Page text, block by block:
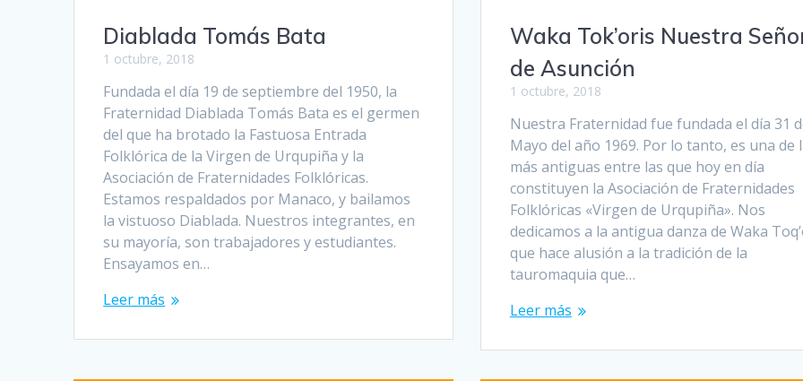
Diablada Tomás Bata
1 octubre, 2018
Fundada el día 19 de septiembre del 1950, la
Fraternidad Diablada Tomás Bata es el germen
del que ha brotado la Fastuosa Entrada
Folklórica de la Virgen de Urqupiña y la
Asociación de Fraternidades Folklóricas.
Estamos respaldados por Manaco, y bailamos
la vistuoso Diablada. Nuestros integrantes, en
su mayoría, son trabajadores y estudiantes.
Ensayamos en…
Leer más
Waka Tok’oris Nuestra
de Asunción
1 octubre, 2018
Nuestra Fraternidad fue fundada el día 31
Mayo del año 1969. Por lo tanto, es una de
más antiguas entre las que hoy en día
constituyen la Asociación de Fraternidades
Folklóricas «Virgen de Urqupiña». Nos
dedicamos a la antigua danza de Waka
que hace alusión a la tradición de la
tauromaquia que…
Leer más